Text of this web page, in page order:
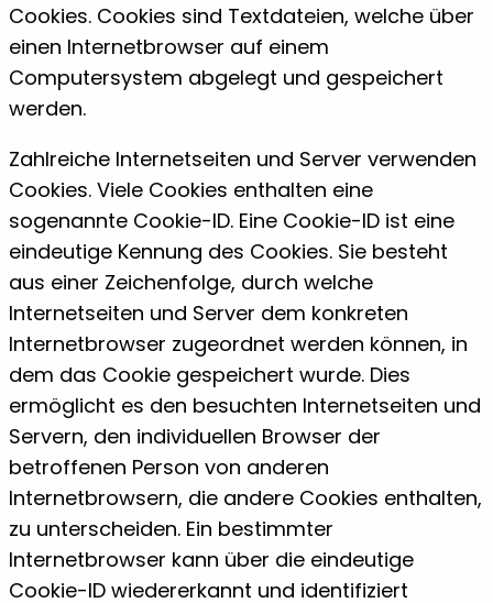
Cookies. Cookies sind Textdateien, welche über
einen Internetbrowser auf einem
Computersystem abgelegt und gespeichert
werden.
Zahlreiche Internetseiten und Server verwenden
Cookies. Viele Cookies enthalten eine
sogenannte Cookie-ID. Eine Cookie-ID ist eine
eindeutige Kennung des Cookies. Sie besteht
aus einer Zeichenfolge, durch welche
Internetseiten und Server dem konkreten
Internetbrowser zugeordnet werden können, in
dem das Cookie gespeichert wurde. Dies
ermöglicht es den besuchten Internetseiten und
Servern, den individuellen Browser der
betroffenen Person von anderen
Internetbrowsern, die andere Cookies enthalten,
zu unterscheiden. Ein bestimmter
Internetbrowser kann über die eindeutige
Cookie-ID wiedererkannt und identifiziert